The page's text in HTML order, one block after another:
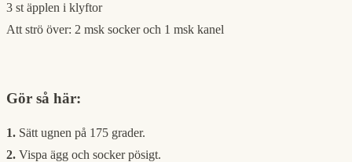
3 st äpplen i klyftor
Att strö över: 2 msk socker och 1 msk kanel
Gör så här:
1. Sätt ugnen på 175 grader.
2. Vispa ägg och socker pösigt.